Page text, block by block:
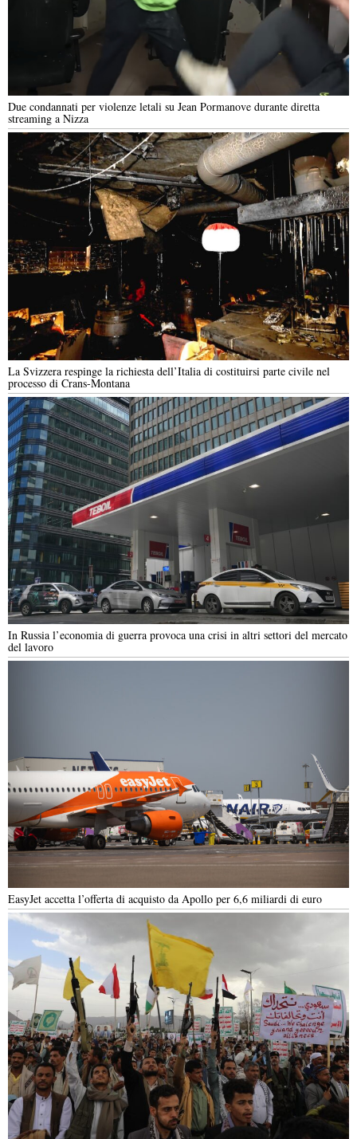
Due condannati per violenze letali su Jean Pormanove durante diretta
streaming a Nizza
La Svizzera respinge la richiesta dell’Italia di costituirsi parte civile nel
processo di Crans-Montana
In Russia l’economia di guerra provoca una crisi in altri settori del mercato
del lavoro
EasyJet accetta l’offerta di acquisto da Apollo per 6,6 miliardi di euro